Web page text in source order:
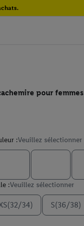
pour femmes
:Veuillez sélectionner
:Veuillez sélectionner
34) S(36/38)